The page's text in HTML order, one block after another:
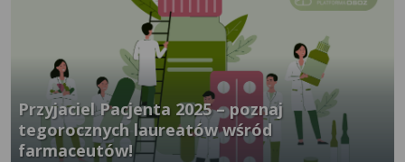
Przyjaciel Pacjenta 2025 – poznaj
tegorocznych laureatów wśród
farmaceutów!